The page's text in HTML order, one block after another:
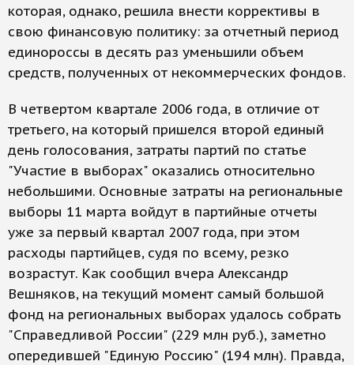
которая, однако, решила внести коррективы в
свою финансовую политику: за отчетный период
единороссы в десять раз уменьшили объем
средств, полученных от некоммерческих фондов.
В четвертом квартале 2006 года, в отличие от
третьего, на который пришелся второй единый
день голосования, затраты партий по статье
"Участие в выборах" оказались относительно
небольшими. Основные затраты на региональные
выборы 11 марта войдут в партийные отчеты
уже за первый квартал 2007 года, при этом
расходы партийцев, судя по всему, резко
возрастут. Как сообщил вчера Александр
Вешняков, на текущий момент самый большой
фонд на региональных выборах удалось собрать
"Справедливой России" (229 млн руб.), заметно
опередившей "Единую Россию" (194 млн). Правда,